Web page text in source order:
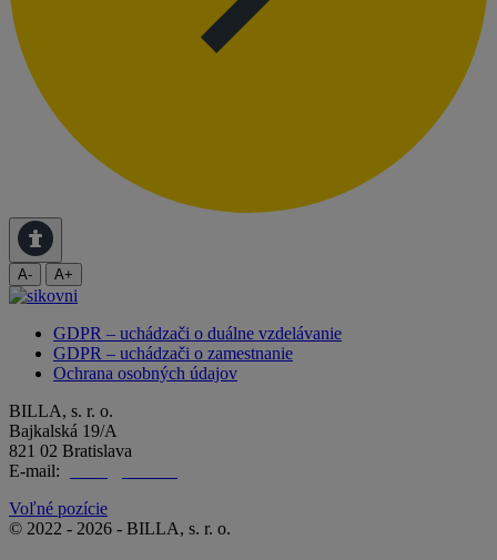
A- A+
GDPR – uchádzači o duálne vzdelávanie
GDPR – uchádzači o zamestnanie
Ochrana osobných údajov
BILLA, s. r. o.
Bajkalská 19/A
821 02 Bratislava
E-mail:
Voľné pozície
© 2022 - 2026 - BILLA, s. r. o.